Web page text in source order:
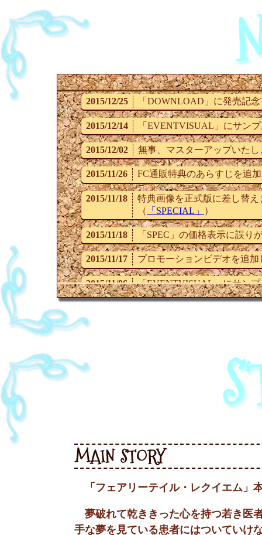
2015/12/25 「DOWNLOAD」に発売記
2015/12/14 「EVENTVISUAL」にサン
2015/12/02 無事、マスターアップいたし
2015/11/26 FC通販特典のあらすじを追
2015/11/18
特典画像を正式版に差し替
（
「SPECIAL」 ）
2015/11/18 「SPEC」の価格表示に誤
2015/11/17 プロモーションビデオを追加
2015/11/06 「EVENTVISUAL」にサン
「SPECIAL」に特典情報を
「STORY」にストーリー紹
「フェアリーテイル・アン
「フェアリーテイル・レクイエム」
夢破れて乾ききった心を持つ若き医
手な夢を見ている患者にはついていけ